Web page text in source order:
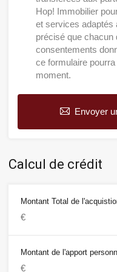
Hop! Immobilier
et services adaptés
précisé que chacun
consentements
ce formulaire
moment.
Envoyer
Calcul de crédit
Montant Total de
Montant de l'apport